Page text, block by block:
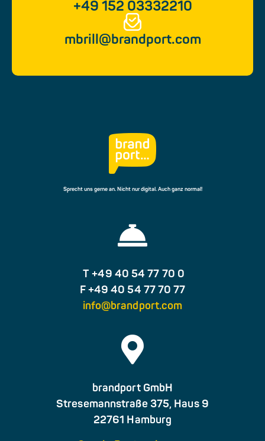
+49 152 03332210
mbrill@brandport.com
Sprecht uns gerne an. Nicht nur digital. Auch ganz normal!
T +49 40 54 77 70 0
F +49 40 54 77 70 77
info@brandport.com
brandport GmbH
Stresemannstraße 375, Haus 9
22761 Hamburg